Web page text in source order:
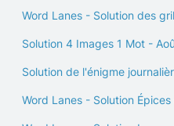
Word Lanes - Solution des
Solution 4 Images 1 Mot -
Solution de l'énigme
Word Lanes - Solution